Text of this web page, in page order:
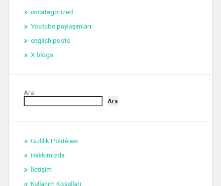
uncategorized
Youtube paylaşımları
english posts
X blogs
Ara
Ara
Gizlilik Politikası
Hakkımızda
İletişim
Kullanım Koşulları